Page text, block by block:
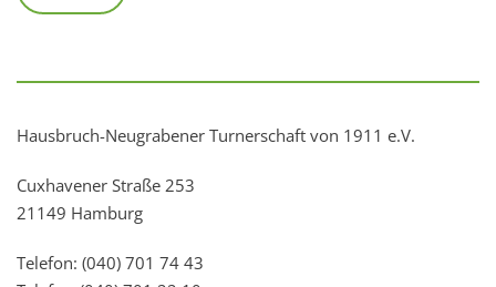
Hausbruch-Neugrabener Turnerschaft von 1911 e.V.
Cuxhavener Straße 253
21149 Hamburg
Telefon: (040) 701 74 43